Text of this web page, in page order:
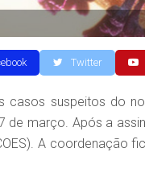
Twitter
casos suspeitos do
março. Após a
A coordenação